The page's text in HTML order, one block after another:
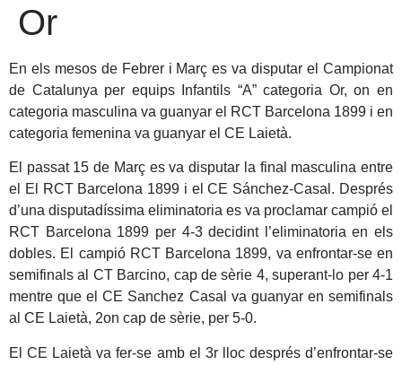
Or
En els mesos de Febrer i Març es va disputar el Campionat
de Catalunya per equips Infantils “A” categoria Or, on en
categoria masculina va guanyar el RCT Barcelona 1899 i en
categoria femenina va guanyar el CE Laietà.
El passat 15 de Març es va disputar la final masculina entre
el El RCT Barcelona 1899 i el CE Sánchez-Casal. Després
d’una disputadíssima eliminatoria es va proclamar campió el
RCT Barcelona 1899 per 4-3 decidint l’eliminatoria en els
dobles. El campió RCT Barcelona 1899, va enfrontar-se en
semifinals al CT Barcino, cap de sèrie 4, superant-lo per 4-1
mentre que el CE Sanchez Casal va guanyar en semifinals
al CE Laietà, 2on cap de sèrie, per 5-0.
El CE Laietà va fer-se amb el 3r lloc després d’enfrontar-se